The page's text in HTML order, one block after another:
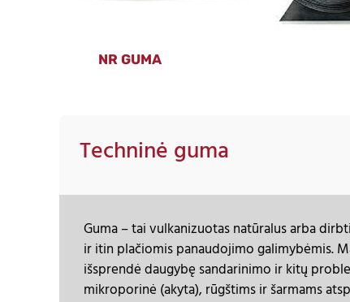
NR GUMA
Techninė guma
Guma – tai vulkanizuotas natūralus arba
ir itin plačiomis panaudojimo galimybėmis.
išsprendė daugybę sandarinimo ir kitų
mikroporinė (akyta), rūgštims ir šarmams